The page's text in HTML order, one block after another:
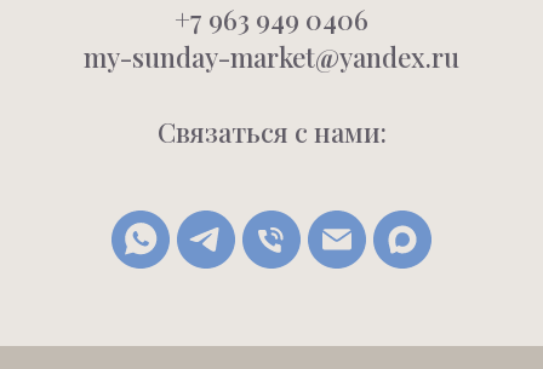
+7 963 949 0406
my-sunday-market@yandex.ru
Связаться с нами: